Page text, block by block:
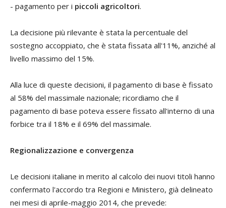
- pagamento per i piccoli agricoltori.
La decisione più rilevante è stata la percentuale del
sostegno accoppiato, che è stata fissata all'11%, anziché al
livello massimo del 15%.
Alla luce di queste decisioni, il pagamento di base è fissato
al 58% del massimale nazionale; ricordiamo che il
pagamento di base poteva essere fissato all'interno di una
forbice tra il 18% e il 69% del massimale.
Regionalizzazione e convergenza
Le decisioni italiane in merito al calcolo dei nuovi titoli hanno
confermato l'accordo tra Regioni e Ministero, già delineato
nei mesi di aprile-maggio 2014, che prevede: